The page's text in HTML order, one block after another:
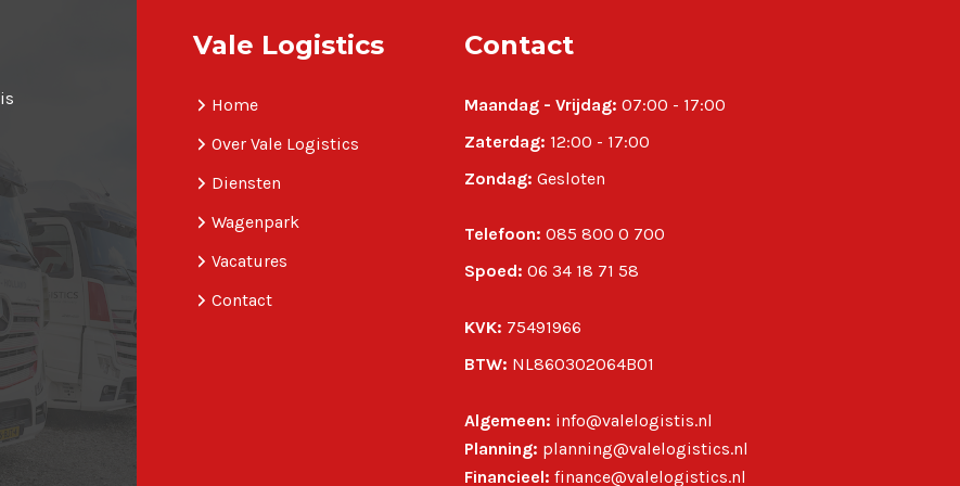
Vale Logistics
Home
Over Vale Logistics
Diensten
Wagenpark
Vacatures
Contact
Contact
Maandag - Vrijdag: 07:00 - 17:00
Zaterdag: 12:00 - 17:00
Zondag: Gesloten
Telefoon: 085 800 0 700
Spoed: 06 34 18 71 58
KVK: 75491966
BTW: NL860302064B01
Algemeen: info@valelogistis.nl
Planning: planning@valelogistics.nl
Financieel: finance@valelogistics.nl